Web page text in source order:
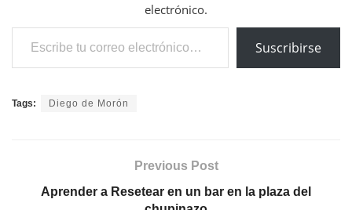
electrónico.
Escribe tu correo electrónico…
Suscribirse
Tags: Diego de Morón
Previous Post
Aprender a Resetear en un bar en la plaza del